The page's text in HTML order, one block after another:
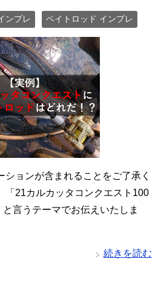
ンプレ ベイトロッド インプレ
ョンが含まれることをご了承く
21カルカッタコンクエスト100
言うテーマでお伝えいたしま
続きを読む